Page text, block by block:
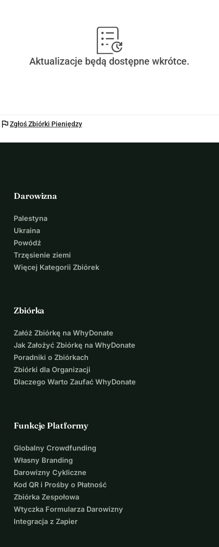
Aktualizacje będą dostępne wkrótce.
flagZgłoś Zbiórki Pieniędzy
Darowizna
Palestyna
Ukraina
Powódź
Trzęsienie ziemi
Więcej Kategorii Zbiórek
Zbiórka
Załóż Zbiórkę na WhyDonate
Jak Założyć Zbiórkę na WhyDonate
Poradniki o Zbiórkach
Zbiórki dla Organizacji
Dlaczego Warto Zaufać WhyDonate
Funkcje Platformy
Globalny Crowdfunding
Własny Branding
Darowizny Cykliczne
Kod QR i Prośby o Płatność
Zbiórka Zespołowa
Wtyczka Formularza Darowizny
Integracja z Zapier